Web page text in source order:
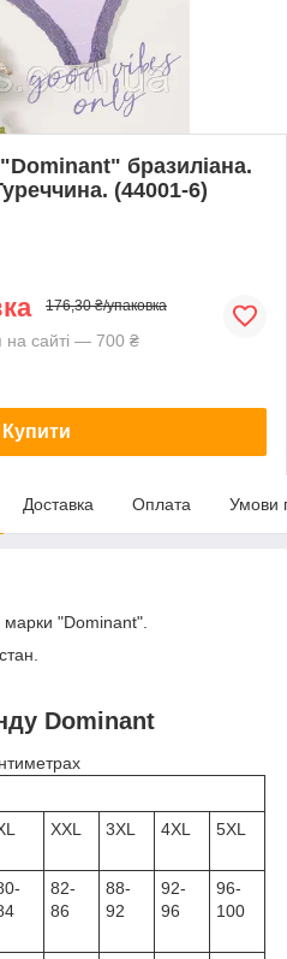
бразиліана.
(44001-6)
176,30 ₴/упаковка
на сайті — 700 ₴
Купити
Доставка Оплата Умови
марки "Dominant".
Dominant
XXL 3XL 4XL 5XL
82-
86
88-
92
92-
96
96-
100